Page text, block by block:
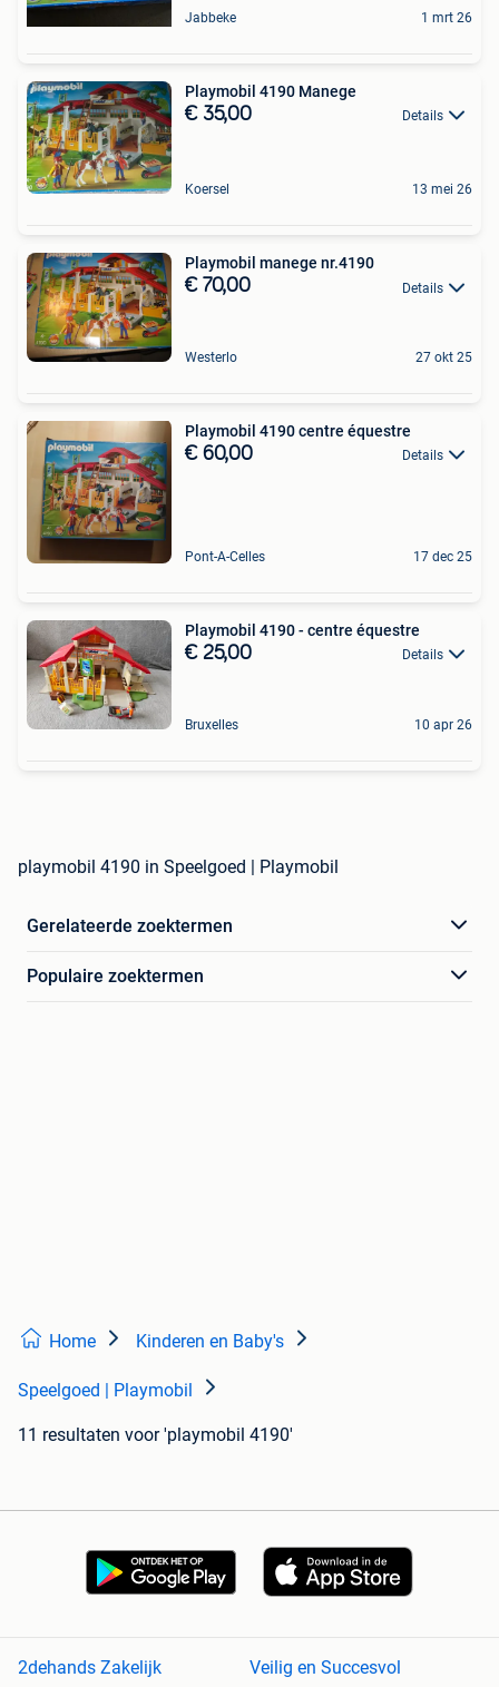
Jabbeke 1 mrt 26
Playmobil 4190 Manege
€ 35,00 Details
Koersel 13 mei 26
Playmobil manege nr.4190
€ 70,00 Details
Westerlo 27 okt 25
Playmobil 4190 centre équestre
€ 60,00 Details
Pont-A-Celles 17 dec 25
Playmobil 4190 - centre équestre
€ 25,00 Details
Bruxelles 10 apr 26
playmobil 4190 in Speelgoed | Playmobil
Gerelateerde zoektermen
Populaire zoektermen
Home Kinderen en Baby's
Speelgoed | Playmobil
11 resultaten voor 'playmobil 4190'
2dehands Zakelijk Veilig en Succesvol